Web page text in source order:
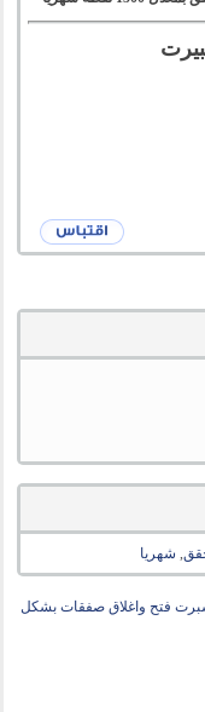
, شهريا
فتح واغلاق صفقات بشكل